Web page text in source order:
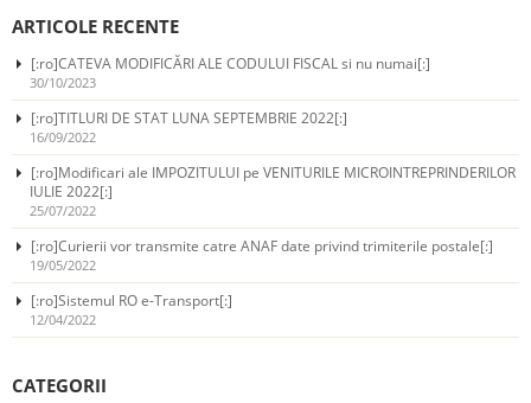
ARTICOLE RECENTE
[:ro]CATEVA MODIFICĂRI ALE CODULUI FISCAL si nu numai[:]
30/10/2023
[:ro]TITLURI DE STAT LUNA SEPTEMBRIE 2022[:]
16/09/2022
[:ro]Modificari ale IMPOZITULUI pe VENITURILE MICROINTREPRINDERILOR
IULIE 2022[:]
25/07/2022
[:ro]Curierii vor transmite catre ANAF date privind trimiterile postale[:]
19/05/2022
[:ro]Sistemul RO e-Transport[:]
12/04/2022
CATEGORII